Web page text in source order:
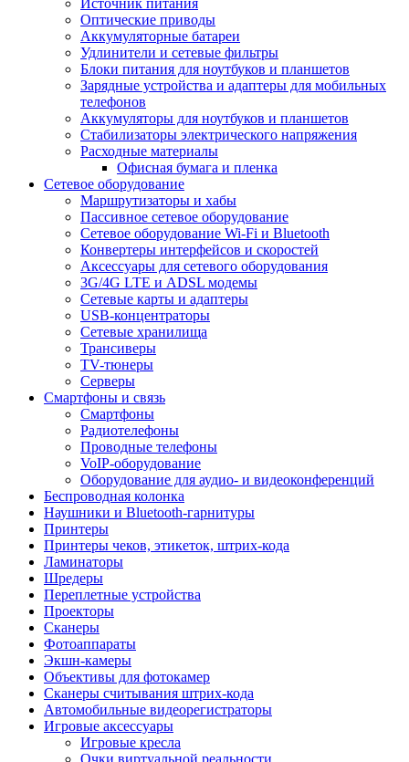
Источник питания
Оптические приводы
Аккумуляторные батареи
Удлинители и сетевые фильтры
Блоки питания для ноутбуков и планшетов
Зарядные устройства и адаптеры для мобильных
телефонов
Аккумуляторы для ноутбуков и планшетов
Стабилизаторы электрического напряжения
Расходные материалы
Офисная бумага и пленка
Сетевое оборудование
Маршрутизаторы и хабы
Пассивное сетевое оборудование
Сетевое оборудование Wi-Fi и Bluetooth
Конвертеры интерфейсов и скоростей
Аксессуары для сетевого оборудования
3G/4G LTE и ADSL модемы
Сетевые карты и адаптеры
USB-концентраторы
Сетевые хранилища
Трансиверы
TV-тюнеры
Серверы
Смартфоны и связь
Смартфоны
Радиотелефоны
Проводные телефоны
VoIP-оборудование
Оборудование для аудио- и видеоконференций
Беспроводная колонка
Наушники и Bluetooth-гарнитуры
Принтеры
Принтеры чеков, этикеток, штрих-кода
Ламинаторы
Шредеры
Переплетные устройства
Проекторы
Сканеры
Фотоаппараты
Экшн-камеры
Объективы для фотокамер
Сканеры считывания штрих-кода
Автомобильные видеорегистраторы
Игровые аксессуары
Игровые кресла
Очки виртуальной реальности